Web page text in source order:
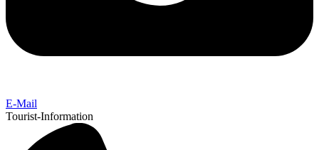
E-Mail
Tourist-Information